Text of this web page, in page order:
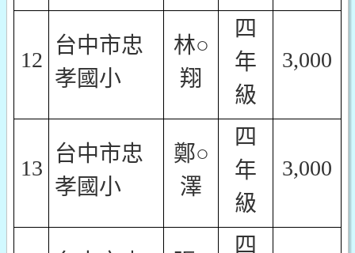
12
台中市忠
孝國小
林○
翔
四
年
級
3,000
13
台中市忠
孝國小
鄭○
澤
四
年
級
3,000
四